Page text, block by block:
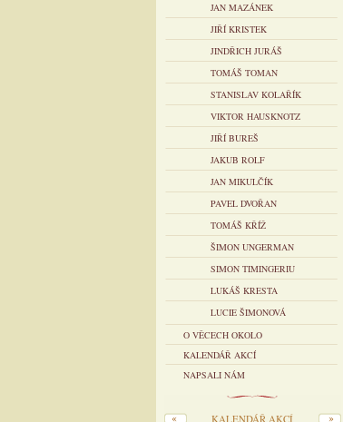
JAN MAZÁNEK
JIŘÍ KRISTEK
JINDŘICH JURÁŠ
TOMÁŠ TOMAN
STANISLAV KOLAŘÍK
VIKTOR HAUSKNOTZ
JIŘÍ BUREŠ
JAKUB ROLF
JAN MIKULČÍK
PAVEL DVOŘAN
TOMÁŠ KŘÍŽ
ŠIMON UNGERMAN
SIMON TIMINGERIU
LUKÁŠ KRESTA
LUCIE ŠIMONOVÁ
O VĚCECH OKOLO
KALENDÁŘ AKCÍ
NAPSALI NÁM
KALENDÁŘ AKCÍ